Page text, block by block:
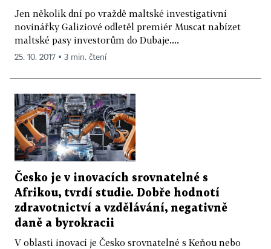
Jen několik dní po vraždě maltské investigativní
novinářky Galiziové odletěl premiér Muscat nabízet
maltské pasy investorům do Dubaje....
25. 10. 2017 ▪ 3 min. čtení
Česko je v inovacích srovnatelné s
Afrikou, tvrdí studie. Dobře hodnotí
zdravotnictví a vzdělávání, negativně
daně a byrokracii
V oblasti inovací je Česko srovnatelné s Keňou nebo